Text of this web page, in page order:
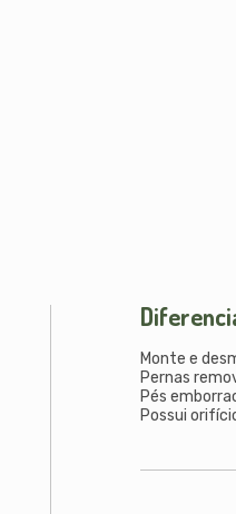
Monte e
Pernas
Pés
Possui